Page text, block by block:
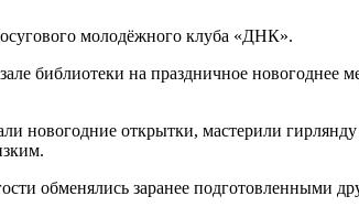
молодёжного клуба «ДНК».
библиотеки на праздничное новогоднее
новогодние открытки, мастерили
обменялись заранее подготовленными